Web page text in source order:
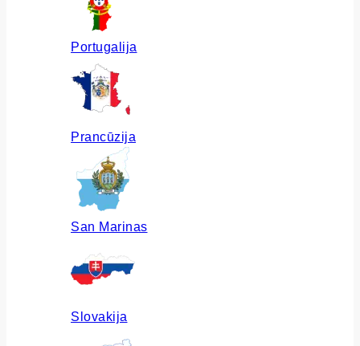
Portugalija
Prancūzija
San Marinas
Slovakija